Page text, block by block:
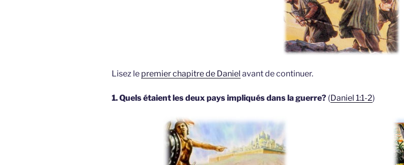
Lisez le premier chapitre de Daniel avant de continuer.
1. Quels étaient les deux pays impliqués dans la guerre? (Daniel 1:1-2)